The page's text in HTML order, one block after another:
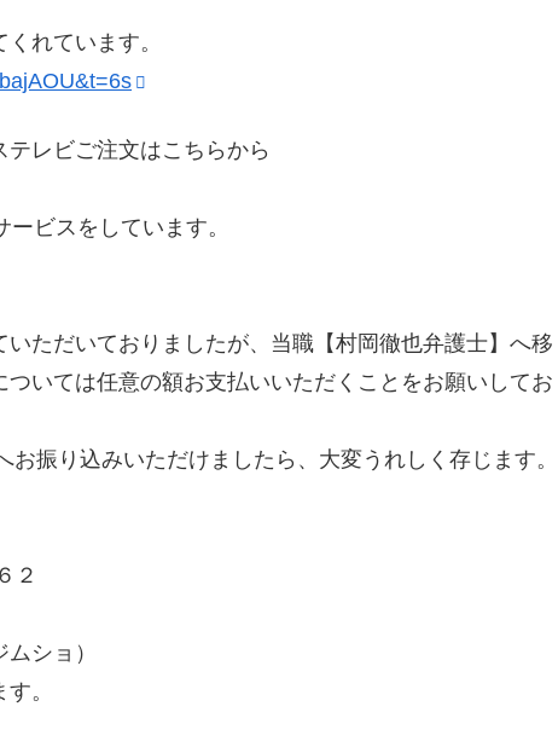
れています。
レビご注文はこちらから
ビスをしています。
ただいておりましたが、当職【村岡徹也弁護士】へ移
いては任意の額お支払いいただくことをお願いしてお
振り込みいただけましたら、大変うれしく存じます。
２
ショ）
。